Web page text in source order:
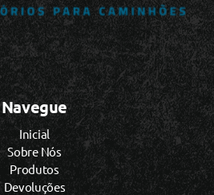
Navegue
Inicial
Sobre Nós
Produtos
Devoluções